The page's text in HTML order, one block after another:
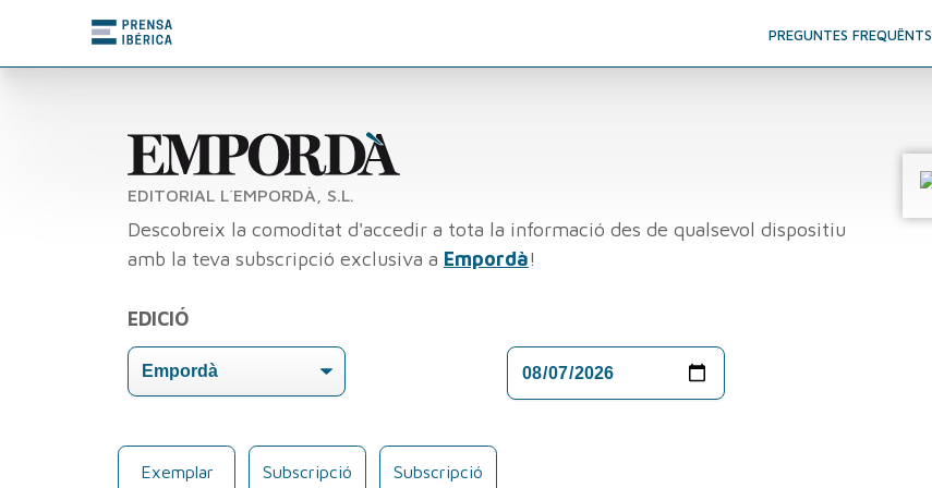
PREGUNTES FREQUËNTS
EDITORIAL L´EMPORDÀ, S.L.
Descobreix la comoditat d'accedir a tota la informació des de qualsevol dispositiu
amb la teva subscripció exclusiva a Empordà!
EDICIÓ